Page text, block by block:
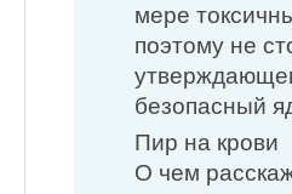
мере
поэтому не
безопасный
Пир на крови
О чем